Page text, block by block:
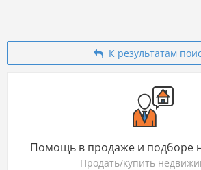
К результатам
Помощь в продаже и подборе
Продать/купить